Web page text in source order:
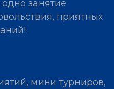
занятие
приятных
мини турниров,